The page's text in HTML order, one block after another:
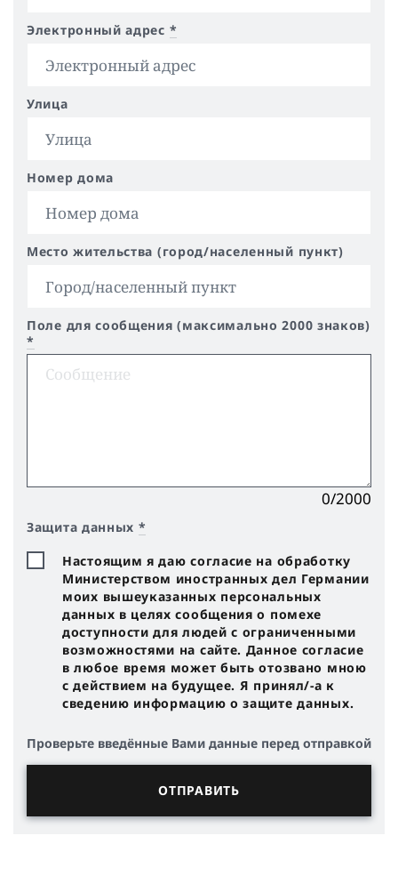
Электронный адрес *
Улица
Номер дома
Место жительства (город/населенный пункт)
Поле для сообщения (максимально 2000 знаков)
*
0/2000
Защита данных *
Настоящим я даю согласие на обработку
Министерством иностранных дел Германии
моих вышеуказанных персональных
данных в целях сообщения о помехе
доступности для людей с ограниченными
возможностями на сайте. Данное согласие
в любое время может быть отозвано мною
с действием на будущее. Я принял/-a к
сведению информацию о защите данных.
Проверьте введённые Вами данные перед отправкой